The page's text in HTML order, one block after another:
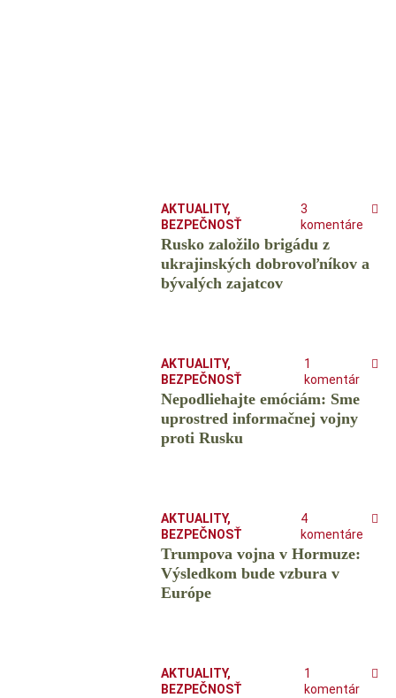
AKTUALITY,
BEZPEČNOSŤ
3
komentáre
Rusko založilo brigádu z
ukrajinských dobrovoľníkov a
bývalých zajatcov
AKTUALITY,
BEZPEČNOSŤ
1
komentár
Nepodliehajte emóciám: Sme
uprostred informačnej vojny
proti Rusku
AKTUALITY,
BEZPEČNOSŤ
4
komentáre
Trumpova vojna v Hormuze:
Výsledkom bude vzbura v
Európe
AKTUALITY,
BEZPEČNOSŤ
1
komentár